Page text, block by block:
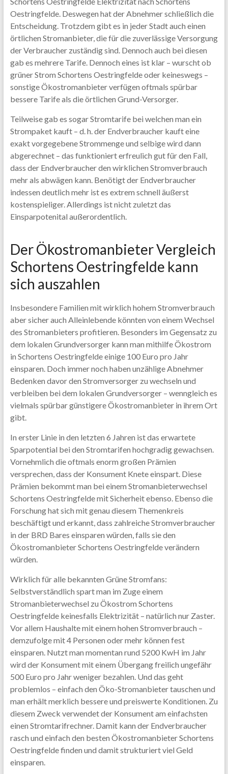
Oestringfelde. Deswegen hat der Abnehmer schließlich die
Entscheidung. Trotzdem gibt es in jeder Stadt auch einen
örtlichen Stromanbieter, die für die zuverlässige Versorgung
der Verbraucher zuständig sind. Dennoch auch bei diesen
gab es mehrere Tarife. Dennoch eines ist klar – wurscht ob
grüner Strom Schortens Oestringfelde oder keineswegs –
sonstige Ökostromanbieter verfügen oftmals spürbar
bessere Tarife als die örtlichen Grund-Versorger.
Teilweise gab es sogar Stromtarife bei welchen man ein
Strompaket kauft – d. h. der Endverbraucher kauft eine
exakt vorgegebene Strommenge und selbige wird dann
abgerechnet – das funktioniert erfreulich gut für den Fall,
dass der Endverbraucher den wirklichen Stromverbrauch
mehr als abwägen kann. Benötigt der Endverbraucher
indessen deutlich mehr ist es extrem schnell äußerst
kostenspieliger. Allerdings ist nicht zuletzt das
Einsparpotenital außerordentlich.
Der Ökostromanbieter Vergleich
Schortens Oestringfelde kann
sich auszahlen
Insbesondere Familien mit wirklich hohem Stromverbrauch
aber sicher auch Alleinlebende könnten von einem Wechsel
des Stromanbieters profitieren. Besonders im Gegensatz zu
dem lokalen Grundversorger kann man mithilfe Ökostrom
in Schortens Oestringfelde einige 100 Euro pro Jahr
einsparen. Doch immer noch haben unzählige Abnehmer
Bedenken davor den Stromversorger zu wechseln und
verbleiben bei dem lokalen Grundversorger – wenngleich es
vielmals spürbar günstigere Ökostromanbieter in ihrem Ort
gibt.
In erster Linie in den letzten 6 Jahren ist das erwartete
Sparpotential bei den Stromtarifen hochgradig gewachsen.
Vornehmlich die oftmals enorm großen Prämien
versprechen, dass der Konsument Knete einspart. Diese
Prämien bekommt man bei einem Stromanbieterwechsel
Schortens Oestringfelde mit Sicherheit ebenso. Ebenso die
Forschung hat sich mit genau diesem Themenkreis
beschäftigt und erkannt, dass zahlreiche Stromverbraucher
in der BRD Bares einsparen würden, falls sie den
Ökostromanbieter Schortens Oestringfelde verändern
würden.
Wirklich für alle bekannten Grüne Stromfans:
Selbstverständlich spart man im Zuge einem
Stromanbieterwechsel zu Ökostrom Schortens
Oestringfelde keinesfalls Elektrizität – natürlich nur Zaster.
Vor allem Haushalte mit einem hohen Stromverbrauch –
demzufolge mit 4 Personen oder mehr können fest
einsparen. Nutzt man momentan rund 5200 KwH im Jahr
wird der Konsument mit einem Übergang freilich ungefähr
500 Euro pro Jahr weniger bezahlen. Und das geht
problemlos – einfach den Öko-Stromanbieter tauschen und
man erhält merklich bessere und preiswerte Konditionen. Zu
diesem Zweck verwendet der Konsument am einfachsten
einen Stromtarifrechner. Damit kann der Endverbraucher
rasch und einfach den besten Ökostromanbieter Schortens
Oestringfelde finden und damit strukturiert viel Geld
einsparen.